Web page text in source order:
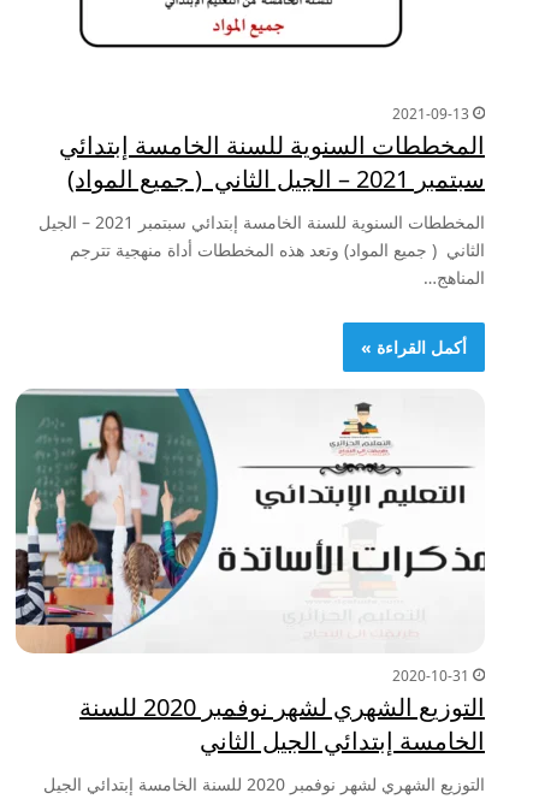
2021-09-13
المخططات السنوية للسنة الخامسة إبتدائي
سبتمبر 2021 – الجيل الثاني ( جميع المواد)
المخططات السنوية للسنة الخامسة إبتدائي سبتمبر 2021 – الجيل
الثاني ( جميع المواد) وتعد هذه المخططات أداة منهجية تترجم
المناهج…
أكمل القراءة »
2020-10-31
التوزيع الشهري لشهر نوفمبر 2020 للسنة
الخامسة إبتدائي الجيل الثاني
التوزيع الشهري لشهر نوفمبر 2020 للسنة الخامسة إبتدائي الجيل